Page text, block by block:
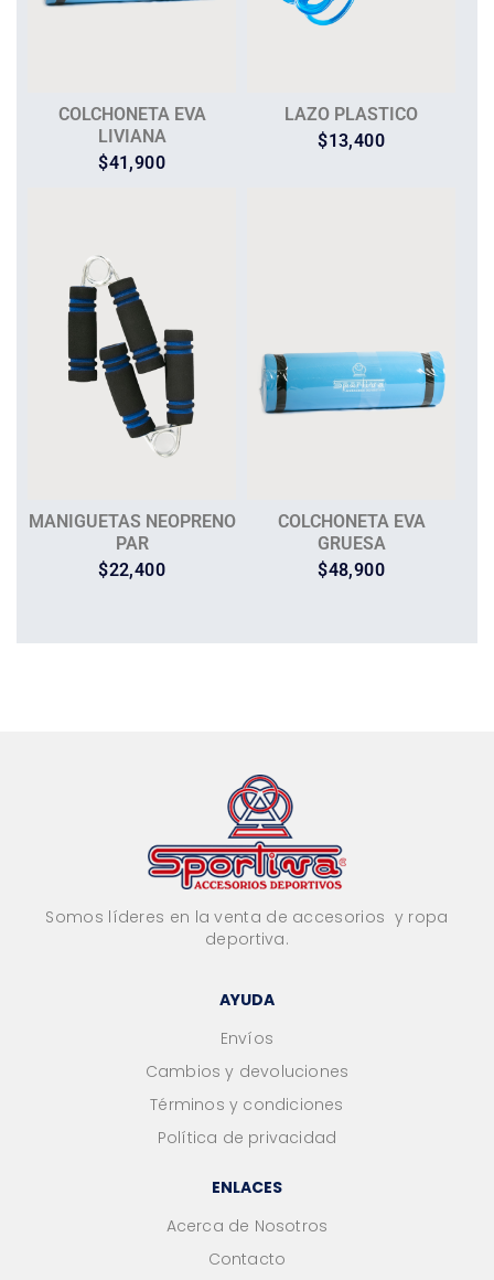
COLCHONETA EVA
LIVIANA
$41,900
LAZO PLASTICO
$13,400
MANIGUETAS NEOPRENO
PAR
$22,400
COLCHONETA EVA
GRUESA
$48,900
Somos líderes en la venta de accesorios y ropa
deportiva.
AYUDA
Envíos
Cambios y devoluciones
Términos y condiciones
Política de privacidad
ENLACES
Acerca de Nosotros
Contacto